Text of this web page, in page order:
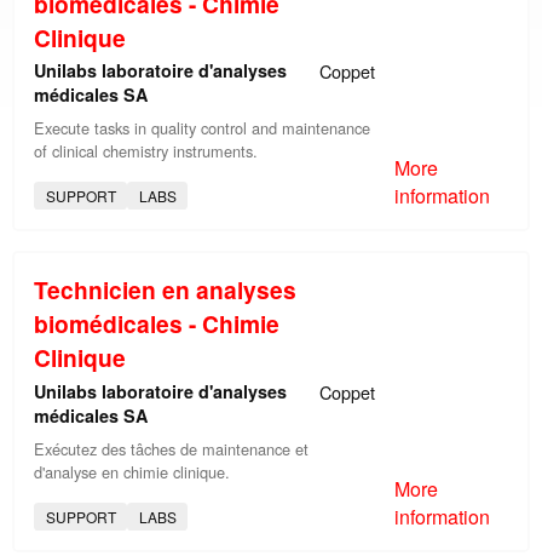
Clinique
Unilabs laboratoire d'analyses
médicales SA
Coppet
Execute tasks in quality control and maintenance
of clinical chemistry instruments.
SUPPORT LABS
More
information
Technicien en analyses
biomédicales - Chimie
Clinique
Unilabs laboratoire d'analyses
médicales SA
Coppet
Exécutez des tâches de maintenance et
d'analyse en chimie clinique.
SUPPORT LABS
More
information